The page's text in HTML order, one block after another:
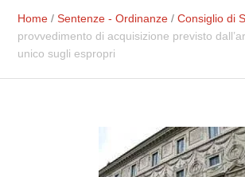
Home /Sentenze - Ordinanze /Consiglio di
provvedimento di acquisizione previsto
unico sugli espropri